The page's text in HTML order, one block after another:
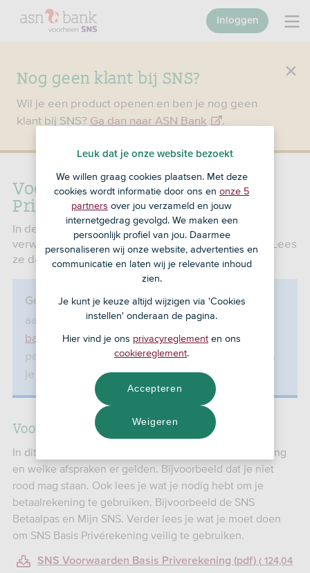
Nog geen klant bij SNS?
Wil je een product openen en ben je nog geen
klant bij SNS? Ga dan naar ASN Bank .
Inloggen
Voorwaarden SNS Basis
Privérekening
In de voorwaarden lees je wat je van ons kunt
verwachten. Maar ook wat wij van jou verwachten. Lees
ze daarom goed door.
Goed om te weten:deze rekening kan alleen
aangevraagd worden op de website
basisbankrekening.nl
. De informatie op deze
pagina is alleen bedoeld om je te informeren als
je deze rekening hebt.
Voorwaarden SNS Basis Privérekening
In dit document lees je informatie over je betaalrekening
en welke afspraken er gelden. Bijvoorbeeld dat je niet
rood mag staan. Ook lees je wat je nodig hebt om je
betaalrekening te gebruiken. Bijvoorbeeld de SNS
Betaalpas en Mijn SNS. Verder lees je wat je moet doen
om SNS Basis Privérekening veilig te gebruiken.
SNS Voorwaarden Basis Priverekening (pdf)
124,04
Leuk dat je onze website bezoekt
We willen graag cookies plaatsen. Met deze
cookies wordt informatie door ons en onze 5
partners over jou verzameld en jouw
internetgedrag gevolgd. We maken een
persoonlijk profiel van jou. Daarmee
personaliseren wij onze website, advertenties en
communicatie en laten wij je relevante inhoud
zien.
Je kunt je keuze altijd wijzigen via 'Cookies
instellen' onderaan de pagina.
Hier vind je ons privacyreglement en ons
cookiereglement.
Weigeren
Accepteren